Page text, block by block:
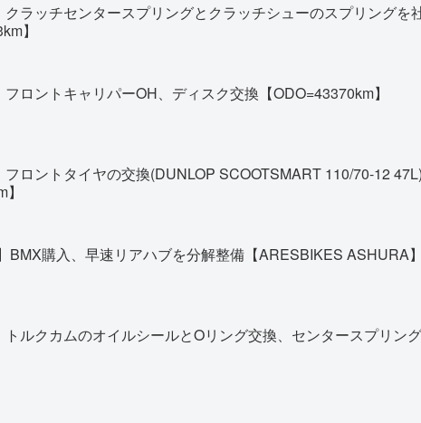
クラッチセンタースプリングとクラッチシューのスプリングを
】
フロントキャリパーOH、ディスク交換【ODO=43370km】
フロントタイヤの交換(DUNLOP SCOOTSMART 110/70-12 47L)
BMX購入、早速リアハブを分解整備【ARESBIKES ASHURA】
トルクカムのオイルシールとOリング交換、センタースプリン